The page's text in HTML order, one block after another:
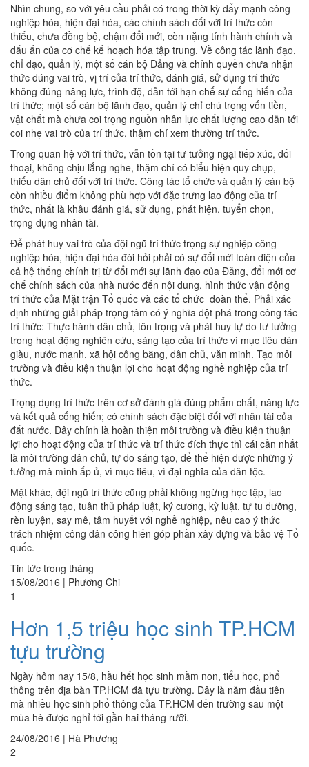
Nhìn chung, so với yêu cầu phải có trong thời kỳ đẩy mạnh công
nghiệp hóa, hiện đại hóa, các chính sách đối với trí thức còn
thiếu, chưa đồng bộ, chậm đổi mới, còn nặng tính hành chính và
dấu ấn của cơ chế kế hoạch hóa tập trung. Về công tác lãnh đạo,
chỉ đạo, quản lý, một số cán bộ Ðảng và chính quyền chưa nhận
thức đúng vai trò, vị trí của trí thức, đánh giá, sử dụng trí thức
không đúng năng lực, trình độ, dẫn tới hạn chế sự cống hiến của
trí thức; một số cán bộ lãnh đạo, quản lý chỉ chú trọng vốn tiền,
vật chất mà chưa coi trọng nguồn nhân lực chất lượng cao dẫn tới
coi nhẹ vai trò của trí thức, thậm chí xem thường trí thức.
Trong quan hệ với trí thức, vẫn tồn tại tư tưởng ngại tiếp xúc, đối
thoại, không chịu lắng nghe, thậm chí có biểu hiện quy chụp,
thiếu dân chủ đối với trí thức. Công tác tổ chức và quản lý cán bộ
còn nhiều điểm không phù hợp với đặc trưng lao động của trí
thức, nhất là khâu đánh giá, sử dụng, phát hiện, tuyển chọn,
trọng dụng nhân tài.
Để phát huy vai trò của đội ngũ trí thức trọng sự nghiệp công
nghiệp hóa, hiện đại hóa đòi hỏi phải có sự đổi mới toàn diện của
cả hệ thống chính trị từ đổi mới sự lãnh đạo của Đảng, đổi mới cơ
chế chính sách của nhà nước đến nội dung, hình thức vận động
trí thức của Mặt trận Tổ quốc và các tổ chức đoàn thể. Phải xác
định những giải pháp trọng tâm có ý nghĩa đột phá trong công tác
trí thức: Thực hành dân chủ, tôn trọng và phát huy tự do tư tưởng
trong hoạt động nghiên cứu, sáng tạo của trí thức vì mục tiêu dân
giàu, nước mạnh, xã hội công bằng, dân chủ, văn minh. Tạo môi
trường và điều kiện thuận lợi cho hoạt động nghề nghiệp của trí
thức.
Trọng dụng trí thức trên cơ sở đánh giá đúng phẩm chất, năng lực
và kết quả cống hiến; có chính sách đặc biệt đối với nhân tài của
đất nước. Đây chính là hoàn thiện môi trường và điều kiện thuận
lợi cho hoạt động của trí thức và trí thức đích thực thì cái cần nhất
là môi trường dân chủ, tự do sáng tạo, để thể hiện được những ý
tưởng mà mình ấp ủ, vì mục tiêu, vì đại nghĩa của dân tộc.
Mặt khác, đội ngũ trí thức cũng phải không ngừng học tập, lao
động sáng tạo, tuân thủ pháp luật, kỷ cương, kỷ luật, tự tu dưỡng,
rèn luyện, say mê, tâm huyết với nghề nghiệp, nêu cao ý thức
trách nhiệm công dân công hiến góp phần xây dựng và bảo vệ Tổ
quốc.
Tin tức trong tháng
15/08/2016 | Phương Chi
1
Hơn 1,5 triệu học sinh TP.HCM
tựu trường
Ngày hôm nay 15/8, hầu hết học sinh mầm non, tiểu học, phổ
thông trên địa bàn TP.HCM đã tựu trường. Đây là năm đầu tiên
mà nhiều học sinh phổ thông của TP.HCM đến trường sau một
mùa hè được nghỉ tới gần hai tháng rưỡi.
24/08/2016 | Hà Phương
2